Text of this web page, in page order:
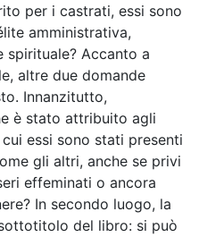
per i castrati, essi sono
amministrativa,
spirituale? Accanto a
altre due domande
Innanzitutto,
è stato attribuito agli
essi sono stati presenti
gli altri, anche se privi
effeminati o ancora
In secondo luogo, la
del libro: si può